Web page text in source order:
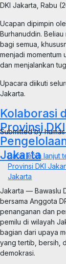
DKI Jakarta, Rabu
Ucapan dipimpin
Burhanuddin.
bagi semua,
menjadi momentum
dan menjalankan
Upacara diikuti
Jakarta.
Kolaborasi
Provinsi
Jakarta
Submitted byhumas
Baca lebih lanjut
Provinsi DKI
Jakarta
Jakarta — Bawaslu
bersama Anggota
penanganan dan
pemilu di wilayah
bagian dari upaya
yang tertib, bersih,
demokrasi.